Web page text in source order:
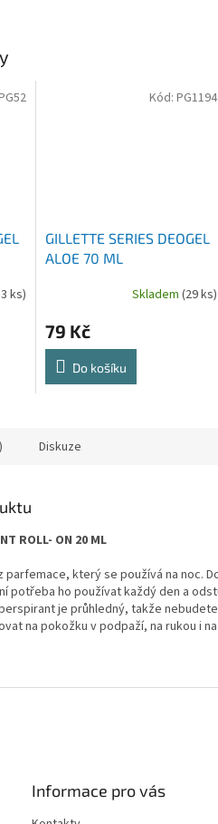
ks)
GILLETTE SERIES DEOGEL
ALOE 70 ML
Skladem (29 ks)
79 Kč
Do košíku
Kód: PG1194
Diskuze
ROLL- ON 20 ML
parfemace, který se používá na noc.
potřeba ho používat každý den a
je průhledný, takže
na pokožku v podpaží, na rukou i
Informace pro vás